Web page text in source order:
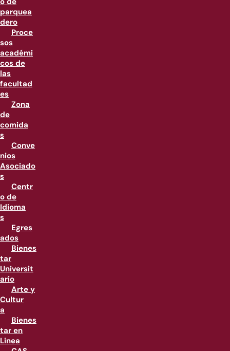
parquea
dero
Proce
sos
académi
cos de
las
facultad
es
Zona
de
comida
s
Conve
nios
Asociado
s
Centr
o de
Idioma
s
Egres
ados
Bienes
tar
Universit
ario
Arte y
Cultur
a
Bienes
tar en
Linea